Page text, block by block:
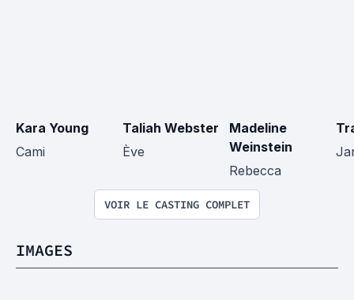
Kara Young
Cami
Taliah Webster
Ève
Madeline
Weinstein
Rebecca
VOIR LE CASTING COMPLET
IMAGES